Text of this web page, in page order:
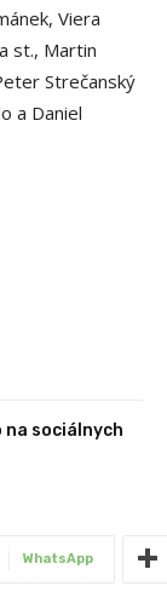
Viera
st., Martin
Strečanský
a Daniel
na sociálnych
WhatsApp